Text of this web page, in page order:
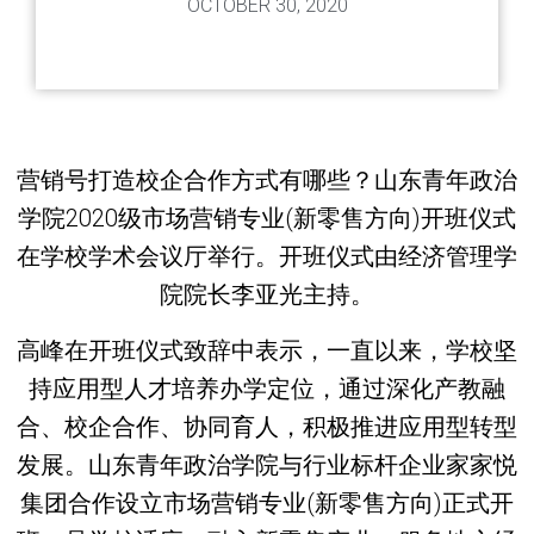
OCTOBER 30, 2020
营销号打造校企合作方式有哪些？山东青年政治
学院2020级市场营销专业(新零售方向)开班仪式
在学校学术会议厅举行。开班仪式由经济管理学
院院长李亚光主持。
高峰在开班仪式致辞中表示，一直以来，学校坚
持应用型人才培养办学定位，通过深化产教融
合、校企合作、协同育人，积极推进应用型转型
发展。山东青年政治学院与行业标杆企业家家悦
集团合作设立市场营销专业(新零售方向)正式开